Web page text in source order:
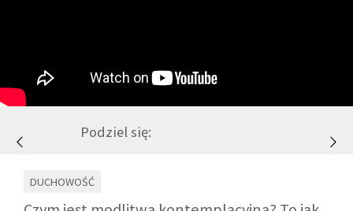
DRUŻYNA
WESPRZYJ NAS
Podziel się:
DUCHOWOŚĆ